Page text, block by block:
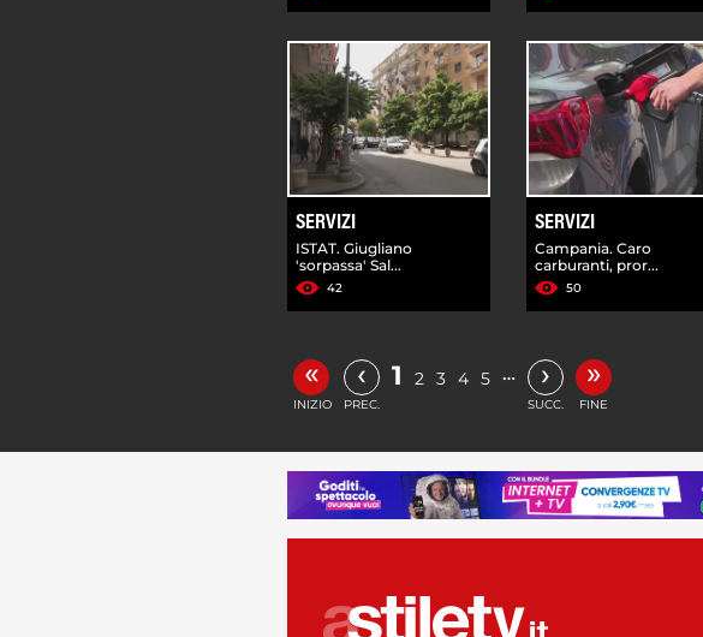
SERVIZI
ISTAT. Giugliano
'sorpassa' Sal...
42
SERVIZI
Campania. Caro
carburanti, pror...
50
«
INIZIO
‹
PREC.
1 2 3 4 5 … ›
SUCC.
»
FINE